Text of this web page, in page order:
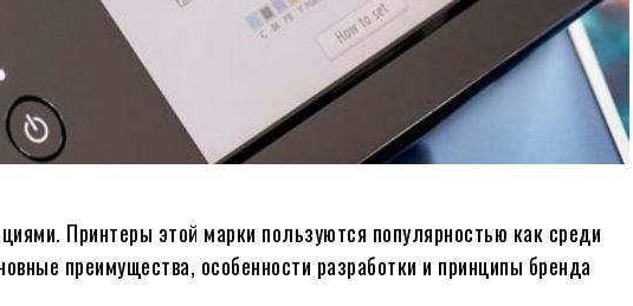
Принтеры этой марки пользуются популярностью как среди
преимущества, особенности разработки и принципы бренда